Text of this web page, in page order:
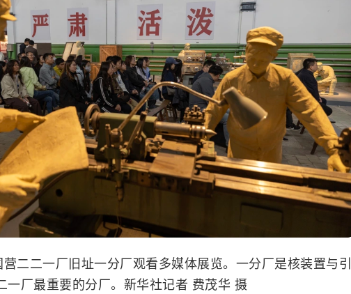
二二一厂旧址一分厂观看多媒体展览。一分厂是核装置与引
一厂最重要的分厂。新华社记者 费茂华 摄